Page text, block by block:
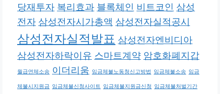
당재투자 복리효과 블록체인 비트코인 삼성
전자 삼성전자시가총액 삼성전자실적공시
삼성전자실적발표 삼성전자엔비디아
삼성전자하락이유 스마트계약 암호화폐지갑
월급연체소송 이더리움 임금체불노동청신고방법 임금체불소송 임금
체불시지원금 임금체불신청사이트 임금체불지원금신청 임금체불처벌기간